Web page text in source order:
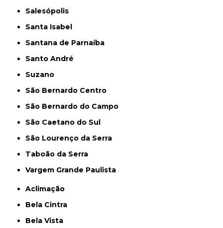
Salesópolis
Santa Isabel
Santana de Parnaíba
Santo André
Suzano
São Bernardo Centro
São Bernardo do Campo
São Caetano do Sul
São Lourenço da Serra
Taboão da Serra
Vargem Grande Paulista
Aclimação
Bela Cintra
Bela Vista